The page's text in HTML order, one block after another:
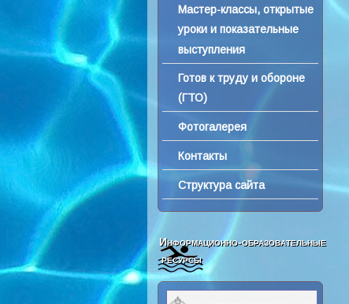
Мастер-классы, открытые
уроки и показательные
выступления
Готов к труду и обороне
(ГТО)
Фотогалерея
Контакты
Структура сайта
Информационно-образовательные
ресурсы